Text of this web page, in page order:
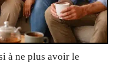
à ne plus avoir le